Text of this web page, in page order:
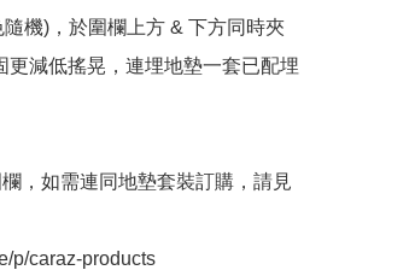
機)，於圍欄上方 & 下方同時夾
更減低搖晃，連埋地墊一套已配埋
，如需連同地墊套裝訂購，請見
p/caraz-products